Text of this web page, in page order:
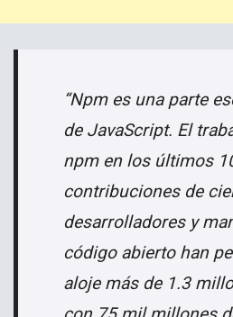
“Npm es una parte
de JavaScript. El
npm en los últimos
contribuciones de
desarrolladores y
código abierto han
aloje más de 1.3